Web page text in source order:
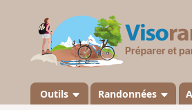
Outils Randonnées